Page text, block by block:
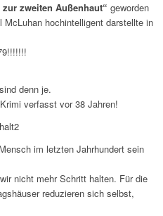
zweiten Außenhaut“ geworden
hochintelligent darstellte in
denn je.
verfasst vor 38 Jahren!
im letzten Jahrhundert sein
nicht mehr Schritt halten. Für die
reduzieren sich selbst,